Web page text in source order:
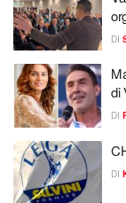
DI
di
DI
DI